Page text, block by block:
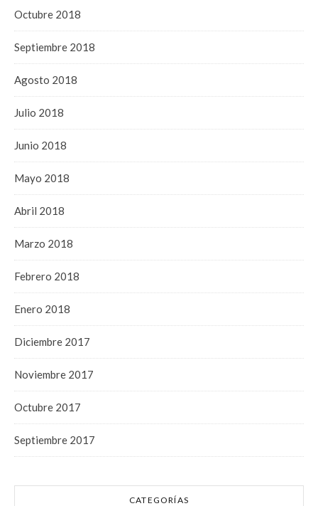
Octubre 2018
Septiembre 2018
Agosto 2018
Julio 2018
Junio 2018
Mayo 2018
Abril 2018
Marzo 2018
Febrero 2018
Enero 2018
Diciembre 2017
Noviembre 2017
Octubre 2017
Septiembre 2017
CATEGORÍAS